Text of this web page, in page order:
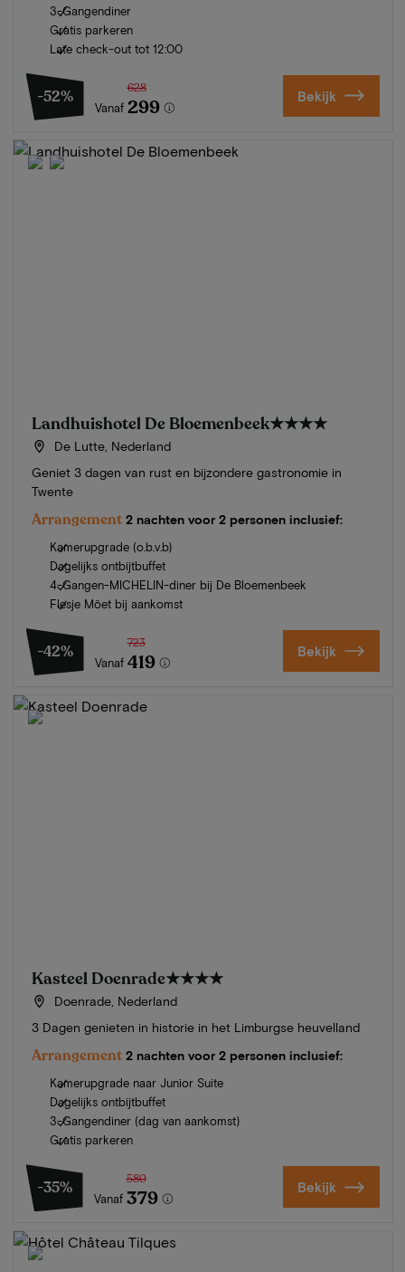
3-Gangendiner
Gratis parkeren
Late check-out tot 12:00
-52%
Vanaf
628
299 Bekijk
Landhuishotel De Bloemenbeek★★★★
De Lutte, Nederland
Geniet 3 dagen van rust en bijzondere gastronomie in
Twente
Arrangement 2 nachten voor 2 personen inclusief:
Kamerupgrade (o.b.v.b)
Dagelijks ontbijtbuffet
4-Gangen-MICHELIN-diner bij De Bloemenbeek
Flesje Möet bij aankomst
-42%
Vanaf
723
419 Bekijk
Kasteel Doenrade★★★★
Doenrade, Nederland
3 Dagen genieten in historie in het Limburgse heuvelland
Arrangement 2 nachten voor 2 personen inclusief:
Kamerupgrade naar Junior Suite
Dagelijks ontbijtbuffet
3-Gangendiner (dag van aankomst)
Gratis parkeren
-35%
Vanaf
580
379 Bekijk